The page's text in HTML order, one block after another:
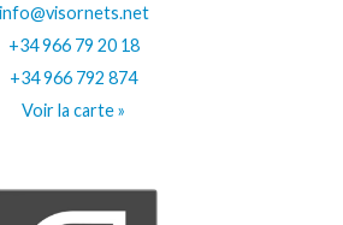
info@visornets.net
+34 966 79 20 18
+34 966 792 874
Voir la carte »